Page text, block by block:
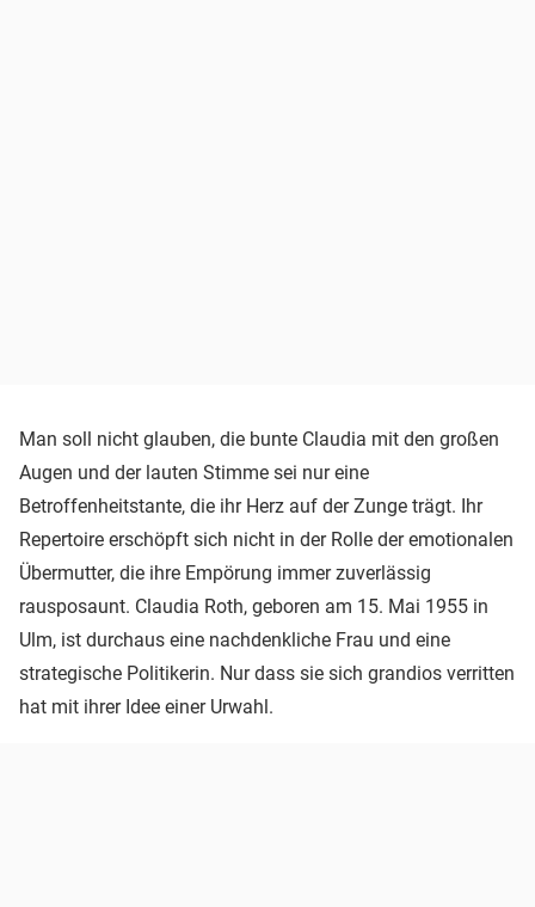
Man soll nicht glauben, die bunte Claudia mit den großen
Augen und der lauten Stimme sei nur eine
Betroffenheitstante, die ihr Herz auf der Zunge trägt. Ihr
Repertoire erschöpft sich nicht in der Rolle der emotionalen
Übermutter, die ihre Empörung immer zuverlässig
rausposaunt. Claudia Roth, geboren am 15. Mai 1955 in
Ulm, ist durchaus eine nachdenkliche Frau und eine
strategische Politikerin. Nur dass sie sich grandios verritten
hat mit ihrer Idee einer Urwahl.